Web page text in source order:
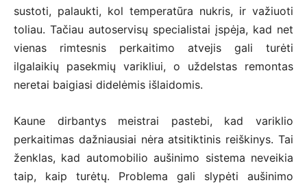
sustoti, palaukti, kol temperatūra nukris, ir važiuoti
toliau. Tačiau autoservisų specialistai įspėja, kad net
vienas rimtesnis perkaitimo atvejis gali turėti
ilgalaikių pasekmių varikliui, o uždelstas remontas
neretai baigiasi didelėmis išlaidomis.
Kaune dirbantys meistrai pastebi, kad variklio
perkaitimas dažniausiai nėra atsitiktinis reiškinys. Tai
ženklas, kad automobilio aušinimo sistema neveikia
taip, kaip turėtų. Problema gali slypėti aušinimo